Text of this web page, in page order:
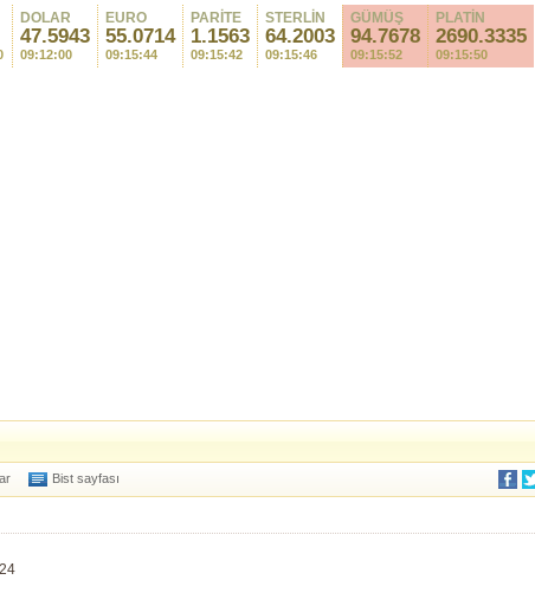
DOLAR
47.5943
09:12:00
EURO
55.0714
09:15:44
PARİTE
1.1563
09:15:42
STERLİN
64.2003
09:15:46
GÜMÜŞ
94.7678
09:15:52
PLATİN
2690.3335
09:15:50
Bist sayfası